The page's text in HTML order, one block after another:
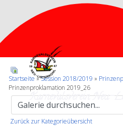
Karnevalsverein Neu-
Startseite»Session 2018/2019 »
Prinzenproklamation 2019_26
Zurück zur Kategorieübersicht